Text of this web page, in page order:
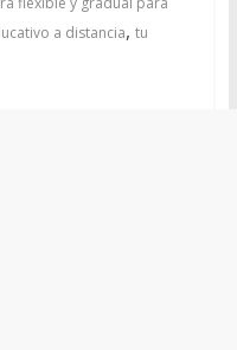
a distancia, tu